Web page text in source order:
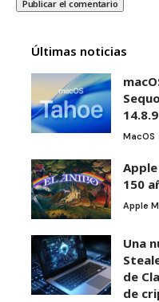
Últimas noticias
MacOS
150
Apple
Una
de
de